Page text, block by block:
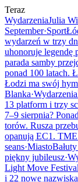
Teraz
WydarzeniaJulia
September·Sport
wydarzeń w trzy
uhonoruje legendę
parada samby
ponad 100 latach.
Łodzi ma swój
Blanka·Wydarzenia
13 platform i trzy
7–9 sierpnia?
torów. Rusza
opanują EC1.
seans·Miasto
piękny jubileusz·
Light Move
i 22 nowe